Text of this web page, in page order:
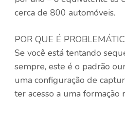
cerca de 800 automóveis.
POR QUE É
Se você está tentando
sempre, este é o padrão
uma configuração de
ter acesso a uma formação